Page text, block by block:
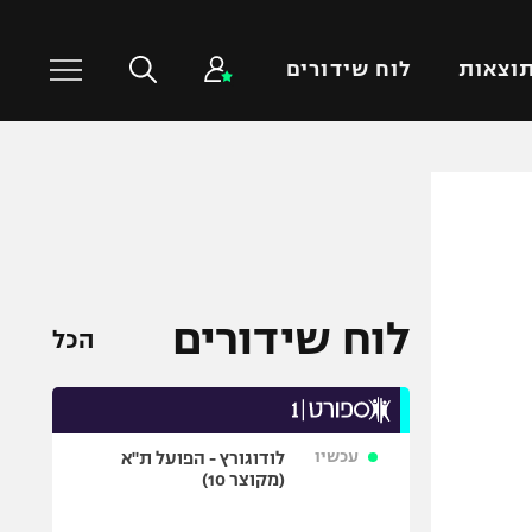
תוצאות לוח שידורים
שחייה
ג'ודו
ספורט אולימפי
לוח שידורים הכל
עכשיו
לודוגורץ - הפועל ת"א
(מקוצר 10)